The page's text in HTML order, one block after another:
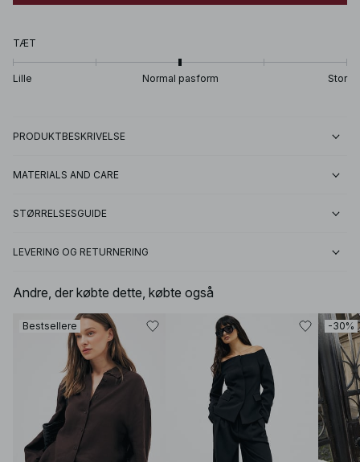
TÆT
Lille Normal pasform Stor
PRODUKTBESKRIVELSE
MATERIALS AND CARE
STØRRELSESGUIDE
LEVERING OG RETURNERING
Andre, der købte dette, købte også
Bestsellere -30%